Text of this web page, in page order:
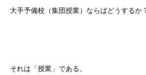
大手予備校（集団授業）ならばどうするか
それは「授業」である。